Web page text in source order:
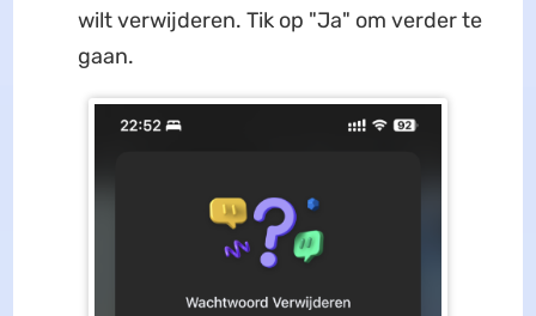
wilt verwijderen. Tik op "Ja" om verder te
gaan.